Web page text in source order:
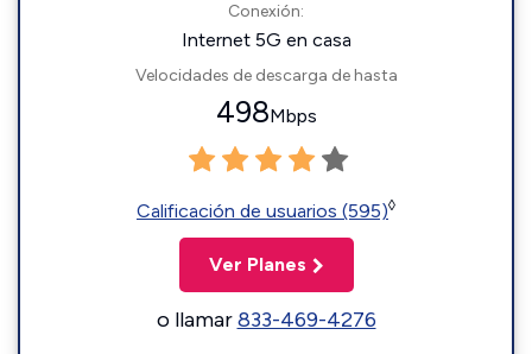
Conexión:
Internet 5G en casa
Velocidades de descarga de hasta
498Mbps
Calificación de usuarios (595)◊
Ver Planes
o llamar833-469-4276